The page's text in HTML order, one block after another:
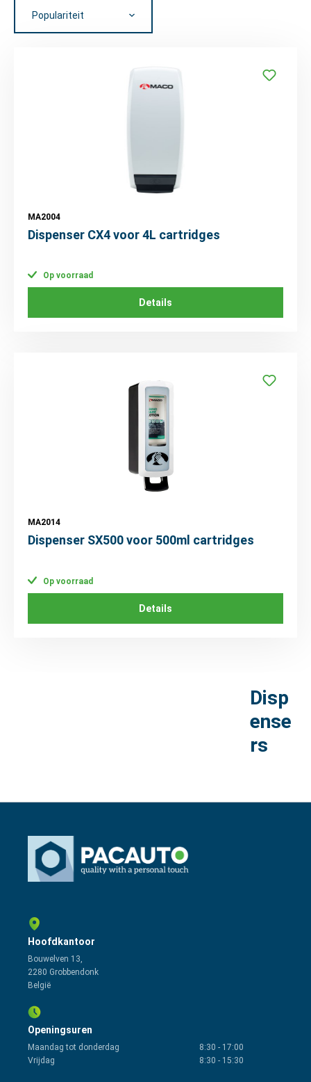
MA2004
Dispenser CX4 voor 4L cartridges
Op voorraad
Details
MA2014
Dispenser SX500 voor 500ml cartridges
Op voorraad
Details
Disp
ense
rs
Hoofdkantoor
Bouwelven 13,
2280 Grobbendonk
België
Openingsuren
Maandag tot donderdag 8:30 - 17:00
Vrijdag
8:30 - 15:30